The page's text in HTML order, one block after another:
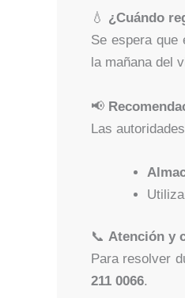
💧 ¿Cuándo
Se espera
la mañana del
📢
Las
📞 Atención y
Para resolver
211 0066.